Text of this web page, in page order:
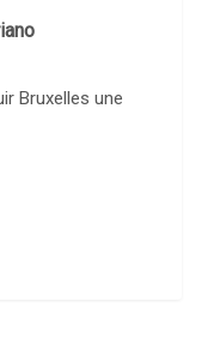
Bruxelles une